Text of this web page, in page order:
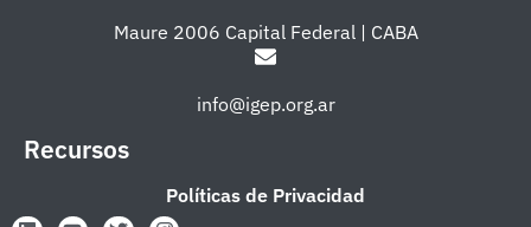
Maure 2006 Capital Federal | CABA
info@igep.org.ar
Recursos
Políticas de Privacidad